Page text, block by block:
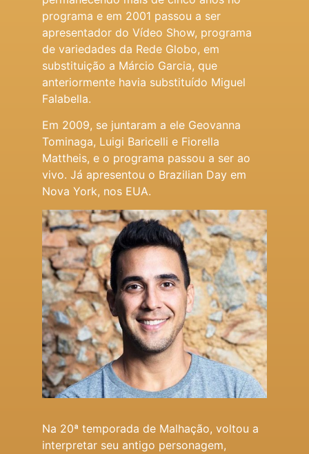
programa e em 2001 passou a ser
apresentador do Vídeo Show, programa
de variedades da Rede Globo, em
substituição a Márcio Garcia, que
anteriormente havia substituído Miguel
Falabella.
Em 2009, se juntaram a ele Geovanna
Tominaga, Luigi Baricelli e Fiorella
Mattheis, e o programa passou a ser ao
vivo. Já apresentou o Brazilian Day em
Nova York, nos EUA.
Na 20ª temporada de Malhação, voltou a
interpretar seu antigo personagem,